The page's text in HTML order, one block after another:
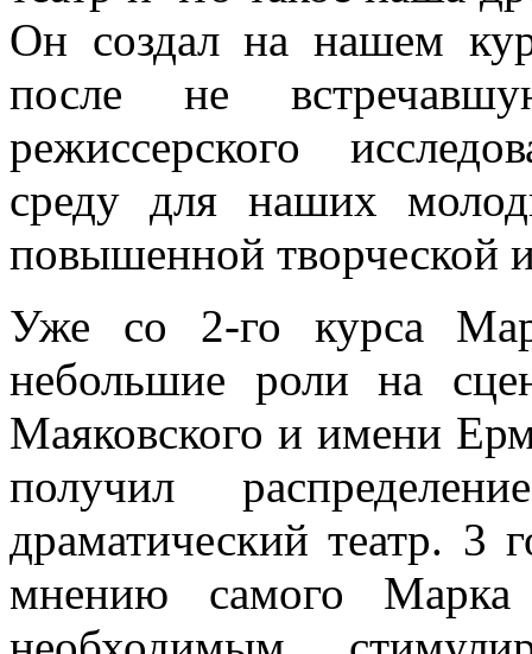
Он создал на нашем
после не
режиссерского
среду для наших
повышенной творческой
Уже со 2-го курса
небольшие роли на
Маяковского и имени
получил
драматический театр. 3
мнению самого Марка